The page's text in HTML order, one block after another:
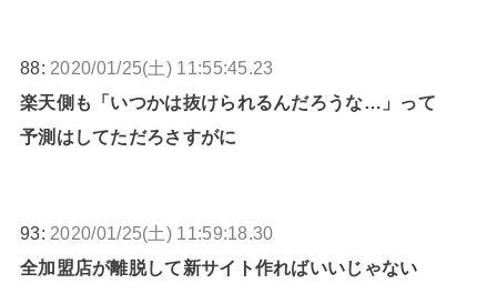
88: 2020/01/25(土) 11:55:45.23
楽天側も「いつかは抜けられるんだろうな…」って
予測はしてただろさすがに
93: 2020/01/25(土) 11:59:18.30
全加盟店が離脱して新サイト作ればいいじゃない